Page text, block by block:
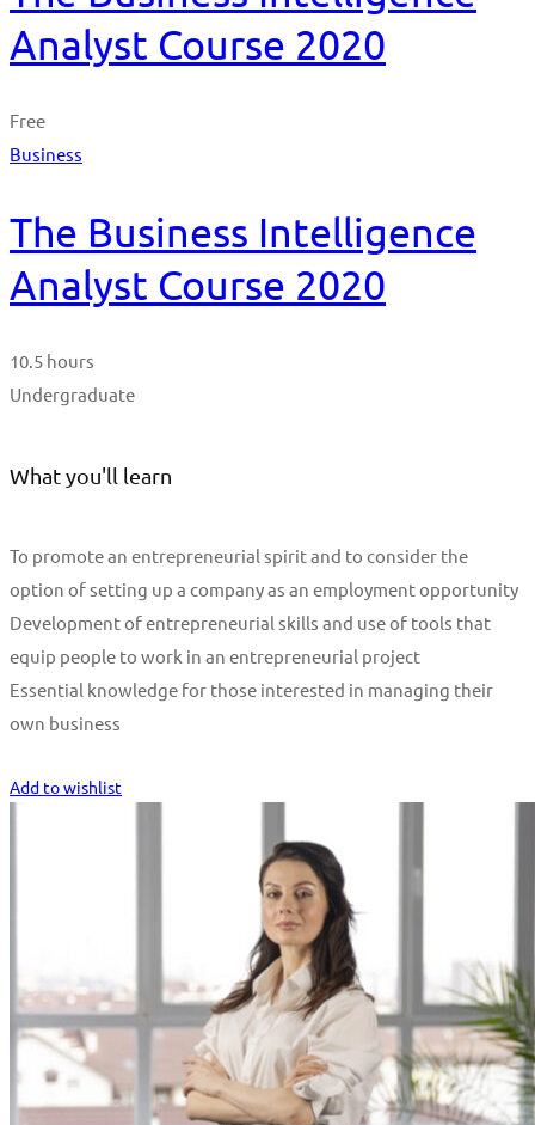
Analyst Course 2020
Free
Business
The Business Intelligence
Analyst Course 2020
10.5 hours
Undergraduate
What you'll learn
To promote an entrepreneurial spirit and to consider the
option of setting up a company as an employment opportunity
Development of entrepreneurial skills and use of tools that
equip people to work in an entrepreneurial project
Essential knowledge for those interested in managing their
own business
Add to wishlist